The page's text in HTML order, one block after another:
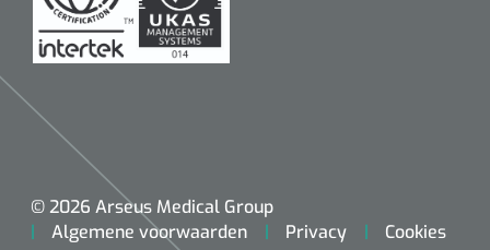
© 2026 Arseus Medical Group
Algemene voorwaarden
Privacy Cookies